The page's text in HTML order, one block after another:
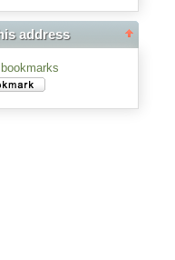
address
bookmarks